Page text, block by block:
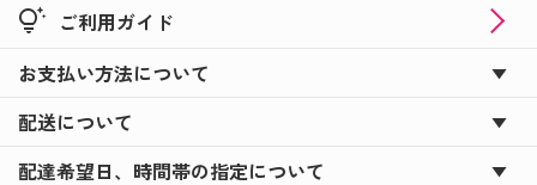
tips_and_updates ご利用ガイド
お支払い方法について
配送について
配達希望日、時間帯の指定について